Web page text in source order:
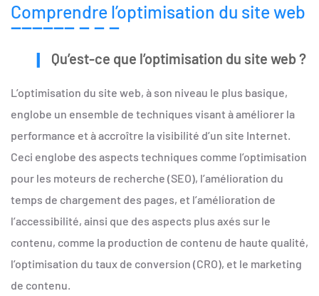
Comprendre l’optimisation du site web
Qu’est-ce que l’optimisation du site web ?
L’optimisation du site web, à son niveau le plus basique,
englobe un ensemble de techniques visant à améliorer la
performance et à accroître la visibilité d’un site Internet.
Ceci englobe des aspects techniques comme l’optimisation
pour les moteurs de recherche (SEO), l’amélioration du
temps de chargement des pages, et l’amélioration de
l’accessibilité, ainsi que des aspects plus axés sur le
contenu, comme la production de contenu de haute qualité,
l’optimisation du taux de conversion (CRO), et le marketing
de contenu.